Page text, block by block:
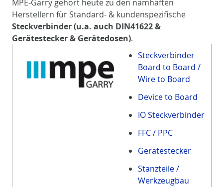
MPE-Garry gehört heute zu den namhaften
Herstellern für Standard- & kundenspezifische
Steckverbinder (u.a. auch DIN41622 &
Gerätestecker & Gerätedosen).
Steckverbinder
Board to Board /
Wire to Board
Device to Board
IO Steckverbinder
FFC / PPC
Gerätestecker
Stanzteile /
Werkzeugbau